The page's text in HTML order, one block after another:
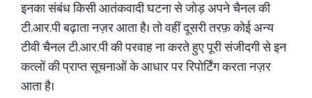
इनका संबंध किसी आतंकवादी घटना से जोड़ अपने चैनल की
टी.आर.पी बढ़ाता नज़र आता है। तो वहीं दूसरी तरफ़ कोई अन्य
टीवी चैनल टी.आर.पी की परवाह ना करते हुए पूरी संजीदगी से इन
कत्लों की प्राप्त सूचनाओं के आधार पर रिपोर्टिंग करता नज़र
आता है।